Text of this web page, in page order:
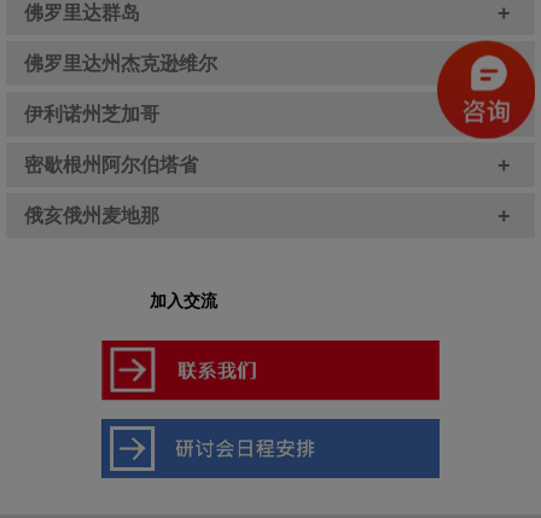
佛罗里达群岛 +
佛罗里达州杰克逊维尔 +
伊利诺州芝加哥 +
密歇根州阿尔伯塔省 +
俄亥俄州麦地那 +
加入交流